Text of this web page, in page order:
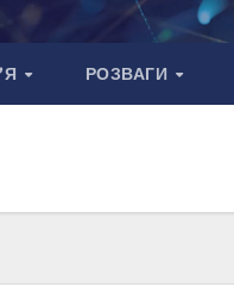
РОЗВАГИ